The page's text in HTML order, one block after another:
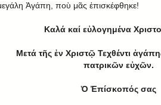
Ἀγάπη, ποὺ μᾶς ἐπισκέφθηκε!
Καλά καί εὐλογημένα
Μετά τῆς ἐν Χριστῷ Τεχθέντι
πατρικῶν εὐχῶν.
Ὁ Ἐπίσκοπός σας